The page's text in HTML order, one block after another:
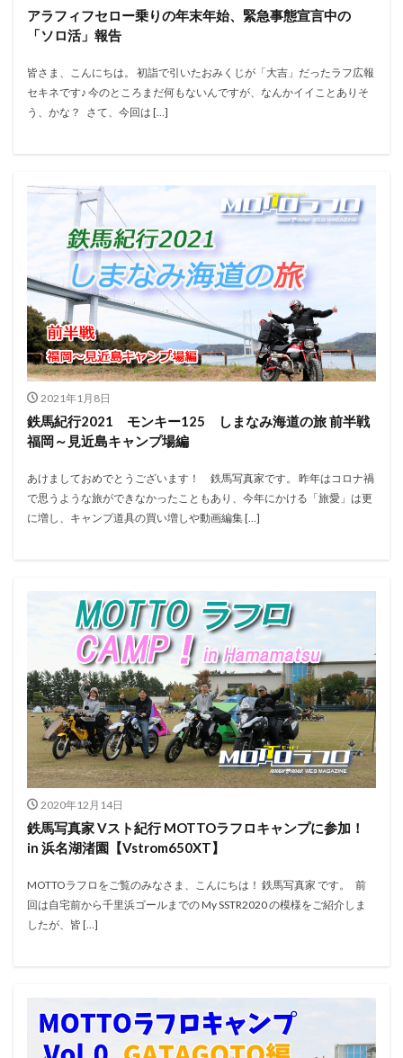
アラフィフセロー乗りの年末年始、緊急事態宣言中の
「ソロ活」報告
皆さま、こんにちは。 初詣で引いたおみくじが「大吉」だったラフ広報
セキネです♪ 今のところまだ何もないんですが、なんかイイことありそ
う、かな？ さて、今回は […]
2021年1月8日
鉄馬紀行2021 モンキー125 しまなみ海道の旅 前半戦
福岡～見近島キャンプ場編
あけましておめでとうございます！ 鉄馬写真家です。 昨年はコロナ禍
で思うような旅ができなかったこともあり、今年にかける「旅愛」は更
に増し、キャンプ道具の買い増しや動画編集 […]
2020年12月14日
鉄馬写真家 Vスト紀行 MOTTOラフロキャンプに参加！
in 浜名湖渚園【Vstrom650XT】
MOTTOラフロをご覧のみなさま、こんにちは！ 鉄馬写真家 です。 前
回は自宅前から千里浜ゴールまでの My SSTR2020 の模様をご紹介しま
したが、皆 […]